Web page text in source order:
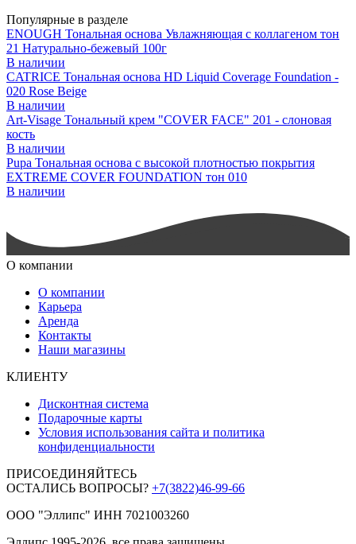
Популярные в разделе
ENOUGH Тональная основа Увлажняющая с коллагеном тон
21 Натурально-бежевый 100г
В наличии
CATRICE Тональная основа HD Liquid Coverage Foundation -
020 Rose Beige
В наличии
Art-Visage Тональный крем "COVER FACE" 201 - слоновая
кость
В наличии
Pupa Тональная основа с высокой плотностью покрытия
EXTREME COVER FOUNDATION тон 010
В наличии
О компании
О компании
Карьера
Аренда
Контакты
Наши магазины
КЛИЕНТУ
Дисконтная система
Подарочные карты
Условия использования сайта и политика
конфиденциальности
ПРИСОЕДИНЯЙТЕСЬ
ОСТАЛИСЬ ВОПРОСЫ? +7(3822)46-99-66
ООО "Эллипс" ИНН 7021003260